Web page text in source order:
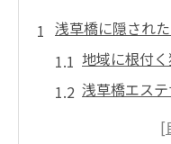
浅草橋に隠され
地域に根付
浅草橋エス
魅力溢れる